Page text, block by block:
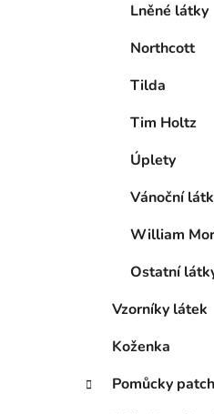
Lněné látky
Northcott
Tilda
Tim Holtz
Úplety
Vánoční
William
Ostatní
Vzorníky látek
Koženka
Pomůcky